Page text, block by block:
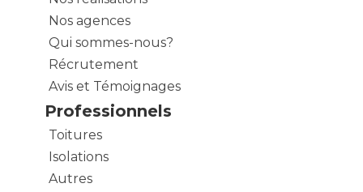
Nos agences
Qui sommes-nous?
Récrutement
Avis et Témoignages
Professionnels
Toitures
Isolations
Autres